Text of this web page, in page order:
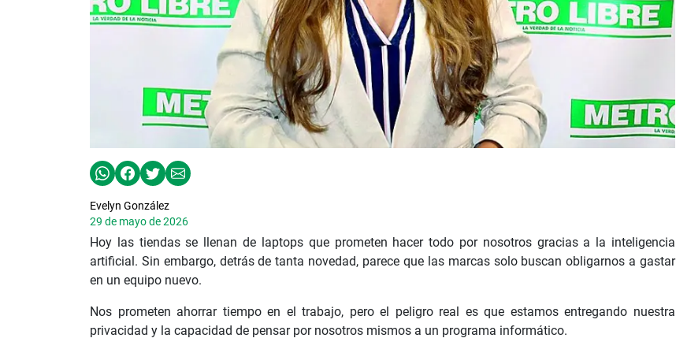
Evelyn González
29 de mayo de 2026
Hoy las tiendas se llenan de laptops que prometen hacer todo por nosotros gracias a la inteligencia
artificial. Sin embargo, detrás de tanta novedad, parece que las marcas solo buscan obligarnos a gastar
en un equipo nuevo.
Nos prometen ahorrar tiempo en el trabajo, pero el peligro real es que estamos entregando nuestra
privacidad y la capacidad de pensar por nosotros mismos a un programa informático.